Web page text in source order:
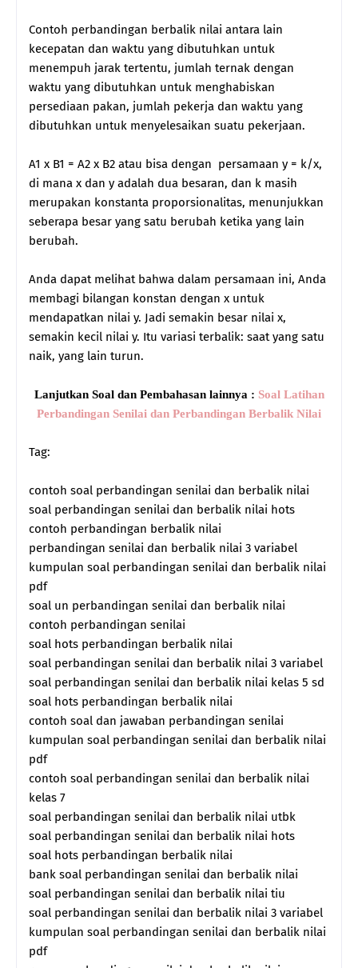
Contoh perbandingan berbalik nilai antara lain
kecepatan dan waktu yang dibutuhkan untuk
menempuh jarak tertentu, jumlah ternak dengan
waktu yang dibutuhkan untuk menghabiskan
persediaan pakan, jumlah pekerja dan waktu yang
dibutuhkan untuk menyelesaikan suatu pekerjaan.
A1 x B1 = A2 x B2 atau bisa dengan persamaan y = k/x,
di mana x dan y adalah dua besaran, dan k masih
merupakan konstanta proporsionalitas, menunjukkan
seberapa besar yang satu berubah ketika yang lain
berubah.
Anda dapat melihat bahwa dalam persamaan ini, Anda
membagi bilangan konstan dengan x untuk
mendapatkan nilai y. Jadi semakin besar nilai x,
semakin kecil nilai y. Itu variasi terbalik: saat yang satu
naik, yang lain turun.
Lanjutkan Soal dan Pembahasan lainnya : Soal Latihan
Perbandingan Senilai dan Perbandingan Berbalik Nilai
Tag:
contoh soal perbandingan senilai dan berbalik nilai
soal perbandingan senilai dan berbalik nilai hots
contoh perbandingan berbalik nilai
perbandingan senilai dan berbalik nilai 3 variabel
kumpulan soal perbandingan senilai dan berbalik nilai
pdf
soal un perbandingan senilai dan berbalik nilai
contoh perbandingan senilai
soal hots perbandingan berbalik nilai
soal perbandingan senilai dan berbalik nilai 3 variabel
soal perbandingan senilai dan berbalik nilai kelas 5 sd
soal hots perbandingan berbalik nilai
contoh soal dan jawaban perbandingan senilai
kumpulan soal perbandingan senilai dan berbalik nilai
pdf
contoh soal perbandingan senilai dan berbalik nilai
kelas 7
soal perbandingan senilai dan berbalik nilai utbk
soal perbandingan senilai dan berbalik nilai hots
soal hots perbandingan berbalik nilai
bank soal perbandingan senilai dan berbalik nilai
soal perbandingan senilai dan berbalik nilai tiu
soal perbandingan senilai dan berbalik nilai 3 variabel
kumpulan soal perbandingan senilai dan berbalik nilai
pdf